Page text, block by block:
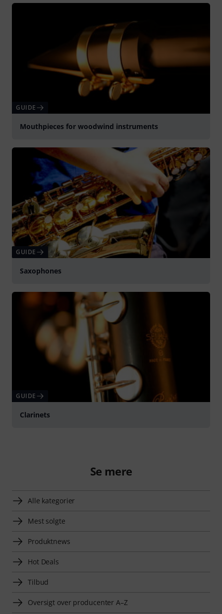
GUIDE
Mouthpieces for woodwind instruments
GUIDE
Saxophones
GUIDE
Clarinets
Se mere
Alle kategorier
Mest solgte
Produktnews
Hot Deals
Tilbud
Oversigt over producenter A–Z